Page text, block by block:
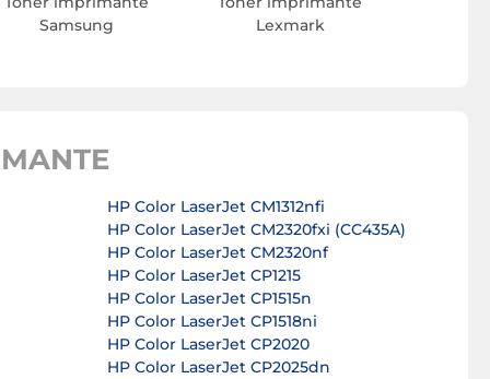
Samsung
Lexmark
HP Color LaserJet CM1312nfi
HP Color LaserJet CM2320fxi (CC435A)
HP Color LaserJet CM2320nf
HP Color LaserJet CP1215
HP Color LaserJet CP1515n
HP Color LaserJet CP1518ni
HP Color LaserJet CP2020
HP Color LaserJet CP2025dn